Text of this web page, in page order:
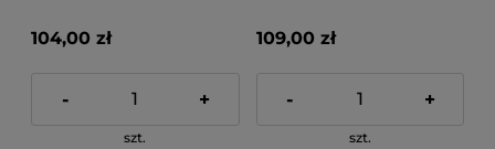
104,00 zł
- +
szt.
109,00 zł
- +
szt.